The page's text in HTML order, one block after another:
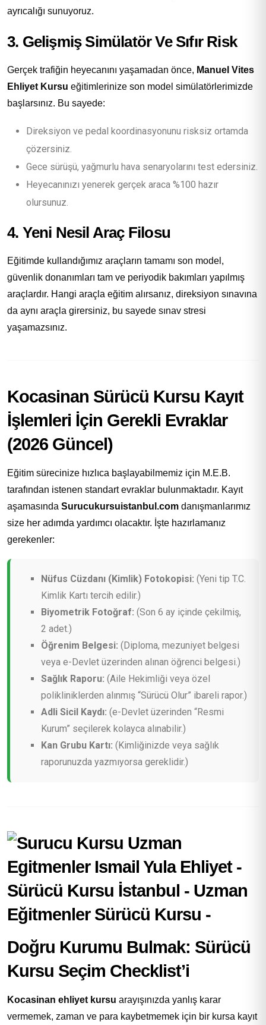
ayrıcalığı sunuyoruz.
3. Gelişmiş Simülatör Ve Sıfır Risk
Gerçek trafiğin heyecanını yaşamadan önce, Manuel Vites
Ehliyet Kursu eğitimlerinize son model simülatörlerimizde
başlarsınız. Bu sayede:
Direksiyon ve pedal koordinasyonunu risksiz ortamda
çözersiniz.
Gece sürüşü, yağmurlu hava senaryolarını test edersiniz.
Heyecanınızı yenerek gerçek araca %100 hazır
olursunuz.
4. Yeni Nesil Araç Filosu
Eğitimde kullandığımız araçların tamamı son model,
güvenlik donanımları tam ve periyodik bakımları yapılmış
araçlardır. Hangi araçla eğitim alırsanız, direksiyon sınavına
da aynı araçla girersiniz, bu sayede sınav stresi
yaşamazsınız.
Kocasinan Sürücü Kursu Kayıt
İşlemleri İçin Gerekli Evraklar
(2026 Güncel)
Eğitim sürecinize hızlıca başlayabilmemiz için M.E.B.
tarafından istenen standart evraklar bulunmaktadır. Kayıt
aşamasında Surucukursuistanbul.com danışmanlarımız
size her adımda yardımcı olacaktır. İşte hazırlamanız
gerekenler:
Nüfus Cüzdanı (Kimlik) Fotokopisi: (Yeni tip T.C.
Kimlik Kartı tercih edilir.)
Biyometrik Fotoğraf: (Son 6 ay içinde çekilmiş,
2 adet.)
Öğrenim Belgesi: (Diploma, mezuniyet belgesi
veya e-Devlet üzerinden alınan öğrenci belgesi.)
Sağlık Raporu: (Aile Hekimliği veya özel
polikliniklerden alınmış “Sürücü Olur” ibareli rapor.)
Adli Sicil Kaydı: (e-Devlet üzerinden “Resmi
Kurum” seçilerek kolayca alınabilir.)
Kan Grubu Kartı: (Kimliğinizde veya sağlık
raporunuzda yazmıyorsa gereklidir.)
Doğru Kurumu Bulmak: Sürücü
Kursu Seçim Checklist’i
Kocasinan ehliyet kursu arayışınızda yanlış karar
vermemek, zaman ve para kaybetmemek için bir kursa kayıt